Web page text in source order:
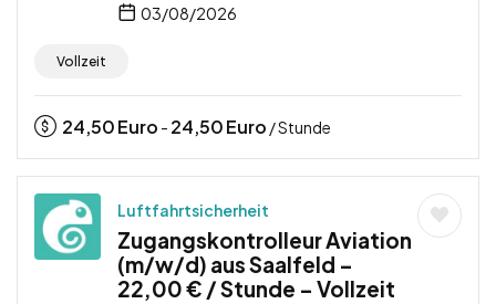
03/08/2026
Vollzeit
24,50Euro - 24,50Euro / Stunde
Luftfahrtsicherheit
Zugangskontrolleur Aviation
(m/w/d) aus Saalfeld –
22,00 € / Stunde – Vollzeit